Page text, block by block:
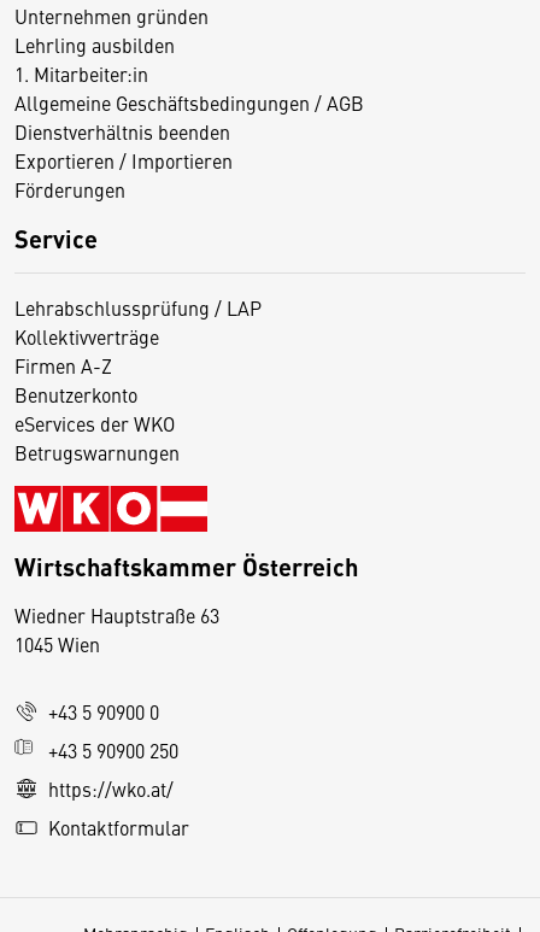
Unternehmen gründen
Lehrling ausbilden
1. Mitarbeiter:in
Allgemeine Geschäftsbedingungen / AGB
Dienstverhältnis beenden
Exportieren / Importieren
Förderungen
Service
Lehrabschlussprüfung / LAP
Kollektivverträge
Firmen A-Z
Benutzerkonto
eServices der WKO
Betrugswarnungen
Wirtschaftskammer Österreich
Wiedner Hauptstraße 63
1045 Wien
+43 5 90900 0
+43 5 90900 250
https://wko.at/
Kontaktformular
D
s
e
S
e